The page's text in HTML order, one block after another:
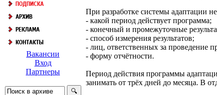
Вакансии
Вход
Партнеры
При разработке системы адаптации
- какой период действует программа;
- конечный и промежуточные
- способ измерения результатов;
- лиц, ответственных за проведение
- форму отчётности.
Период действия программы
занимать от трёх дней до месяца. В